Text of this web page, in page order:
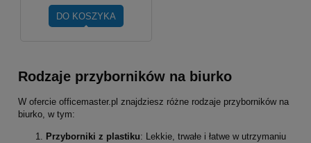
DO KOSZYKA
Rodzaje przyborników na biurko
W ofercie officemaster.pl znajdziesz różne rodzaje przyborników na
biurko, w tym:
Przyborniki z plastiku: Lekkie, trwałe i łatwe w utrzymaniu